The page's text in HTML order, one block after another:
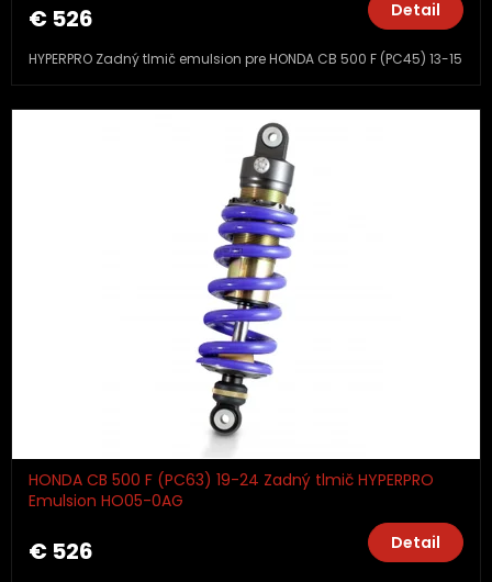
€ 526 Detail
HYPERPRO Zadný tlmič emulsion pre HONDA CB 500 F (PC45) 13-15
HONDA CB 500 F (PC63) 19-24 Zadný tlmič HYPERPRO
Emulsion HO05-0AG
€ 526 Detail